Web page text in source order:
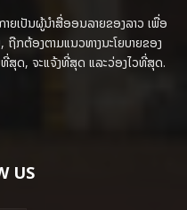
ຍເປັນຜູ້ນຳສື່ອອນລາຍຂອງລາວ ເພື່ອ
ກຕ້ອງຕາມແນວທາງນະໂຍບາຍຂອງ
ສຸດ, ຈະແຈ້ງທີ່ສຸດ ແລະວ່ອງໄວທີ່ສຸດ.
US